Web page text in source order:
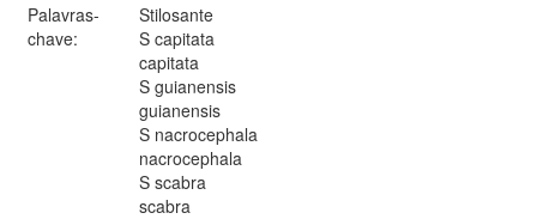
Palavras-
chave:
Stilosante
S capitata
capitata
S guianensis
guianensis
S nacrocephala
nacrocephala
S scabra
scabra